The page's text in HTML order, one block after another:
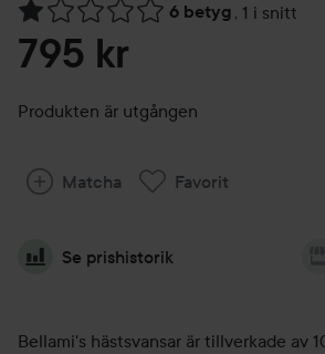
6 betyg , 1 i snitt
Hoppa till Betyg & kommentarer
795 kr
Produkten är utgången
Matcha Favorit
Se prishistorik
Bellami's hästsvansar är tillverkade av